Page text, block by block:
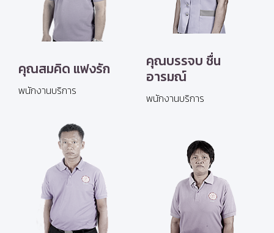
คุณสมคิด แฟงรัก
พนักงานบริการ
คุณบรรจบ ชื่น
อารมณ์
พนักงานบริการ